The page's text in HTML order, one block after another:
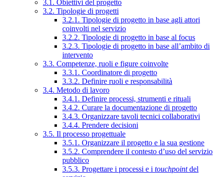
3.1. Obiettivi del progetto
3.2. Tipologie di progetti
3.2.1. Tipologie di progetto in base agli attori
coinvolti nel servizio
3.2.2. Tipologie di progetto in base al focus
3.2.3. Tipologie di progetto in base all’ambito di
intervento
3.3. Competenze, ruoli e figure coinvolte
3.3.1. Coordinatore di progetto
3.3.2. Definire ruoli e responsabilità
3.4. Metodo di lavoro
3.4.1. Definire processi, strumenti e rituali
3.4.2. Curare la documentazione di progetto
3.4.3. Organizzare tavoli tecnici collaborativi
3.4.4. Prendere decisioni
3.5. Il processo progettuale
3.5.1. Organizzare il progetto e la sua gestione
3.5.2. Comprendere il contesto d’uso del servizio
pubblico
3.5.3. Progettare i processi e i touchpointdel